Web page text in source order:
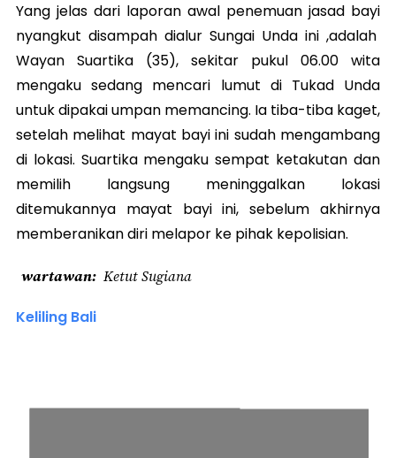
Yang jelas dari laporan awal penemuan jasad bayi
nyangkut disampah dialur Sungai Unda ini ,adalah
Wayan Suartika (35), sekitar pukul 06.00 wita
mengaku sedang mencari lumut di Tukad Unda
untuk dipakai umpan memancing. Ia tiba-tiba kaget,
setelah melihat mayat bayi ini sudah mengambang
di lokasi. Suartika mengaku sempat ketakutan dan
memilih langsung meninggalkan lokasi
ditemukannya mayat bayi ini, sebelum akhirnya
memberanikan diri melapor ke pihak kepolisian.
wartawan Ketut Sugiana
Keliling Bali